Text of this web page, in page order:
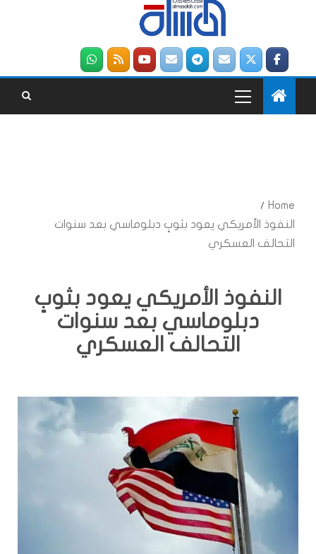
Home
النفوذ الأمريكي يعود بثوبٍ دبلوماسي بعد سنوات
التحالف العسكري
النفوذ الأمريكي يعود بثوبٍ
دبلوماسي بعد سنوات
التحالف العسكري